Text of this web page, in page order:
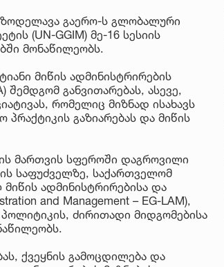
გაერო-ს გლობალური
(UN-GGIM) მე-16 სესიის
მონაწილეობს.
მიწის ადმინისტრირების
შემდგომ განვითარებას, ასევე,
რომელიც მიზნად ისახავს
გაზიარებას და მიწის
მართვის სფეროში დაგროვილი
საფუძველზე, საქართველომ
ადმინისტრირებისა და
and Management – EG-LAM),
ძირითადი მიდგომებისა
ქვეყნის გამოცდილება და